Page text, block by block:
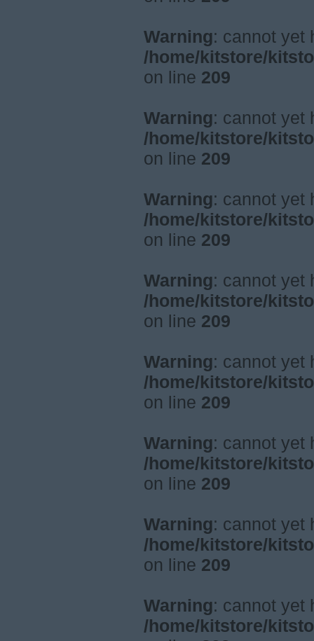
Warning: cannot yet
/home/kitstore/
on line 209
Warning: cannot yet
/home/kitstore/
on line 209
Warning: cannot yet
/home/kitstore/
on line 209
Warning: cannot yet
/home/kitstore/
on line 209
Warning: cannot yet
/home/kitstore/
on line 209
Warning: cannot yet
/home/kitstore/
on line 209
Warning: cannot yet
/home/kitstore/
on line 209
Warning: cannot yet
/home/kitstore/